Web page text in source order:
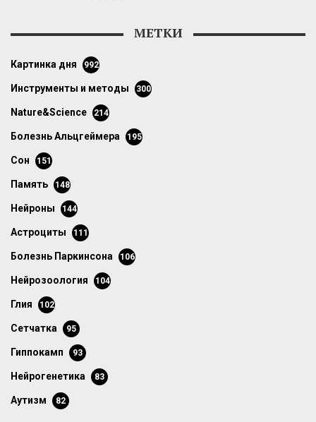
МЕТКИ
картинка дня 992
инструменты и методы 300
Nature&Science 214
болезнь Альцгеймера 195
сон 151
память 148
нейроны 144
астроциты 111
болезнь Паркинсона 106
нейрозоология 104
глия 102
сетчатка 95
гиппокамп 93
нейрогенетика 83
аутизм 82